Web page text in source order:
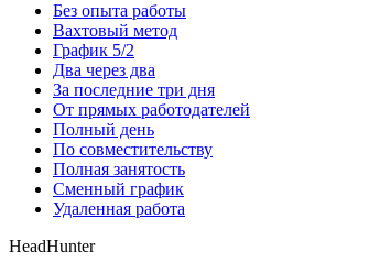
Без опыта работы
Вахтовый метод
График 5/2
Два через два
За последние три дня
От прямых работодателей
Полный день
По совместительству
Полная занятость
Сменный график
Удаленная работа
HeadHunter